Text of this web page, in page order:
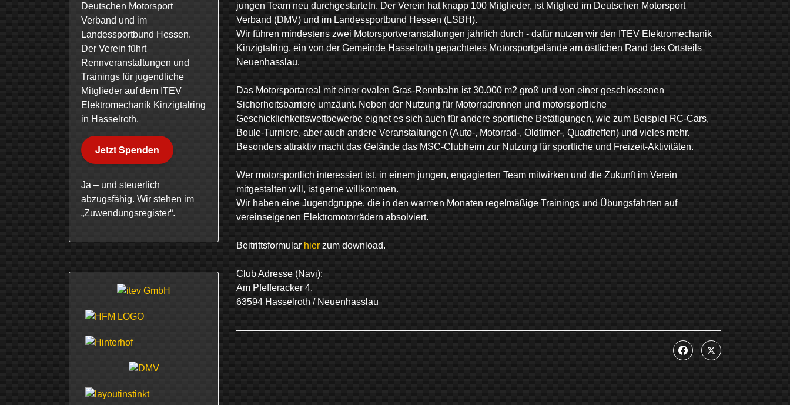
Deutschen Motorsport
Verband und im
Landessportbund Hessen.
Der Verein führt
Rennveranstaltungen und
Trainings für jugendliche
Mitglieder auf dem ITEV
Elektromechanik Kinzigtalring
in Hasselroth.
Jetzt Spenden
Ja – und steuerlich
abzugsfähig. Wir stehen im
„Zuwendungsregister“.
jungen Team neu durchgestartetn. Der Verein hat knapp 100 Mitglieder, ist Mitglied im Deutschen Motorsport
Verband (DMV) und im Landessportbund Hessen (LSBH).
Wir führen mindestens zwei Motorsportveranstaltungen jährlich durch - dafür nutzen wir den ITEV Elektromechanik
Kinzigtalring, ein von der Gemeinde Hasselroth gepachtetes Motorsportgelände am östlichen Rand des Ortsteils
Neuenhasslau.
Das Motorsportareal mit einer ovalen Gras-Rennbahn ist 30.000 m2 groß und von einer geschlossenen
Sicherheitsbarriere umzäunt. Neben der Nutzung für Motorradrennen und motorsportliche
Geschicklichkeitswettbewerbe eignet es sich auch für andere sportliche Betätigungen, wie zum Beispiel RC-Cars,
Boule-Turniere, aber auch andere Veranstaltungen (Auto-, Motorrad-, Oldtimer-, Quadtreffen) und vieles mehr.
Besonders attraktiv macht das Gelände das MSC-Clubheim zur Nutzung für sportliche und Freizeit-Aktivitäten.
Wer motorsportlich interessiert ist, in einem jungen, engagierten Team mitwirken und die Zukunft im Verein
mitgestalten will, ist gerne willkommen.
Wir haben eine Jugendgruppe, die in den warmen Monaten regelmäßige Trainings und Übungsfahrten auf
vereinseigenen Elektromotorrädern absolviert.
Beitrittsformular hierzum download.
Club Adresse (Navi):
Am Pfefferacker 4,
63594 Hasselroth / Neuenhasslau